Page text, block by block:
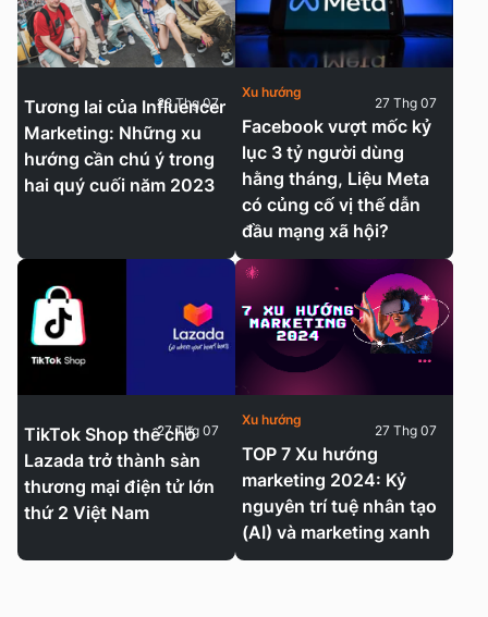
Tương lai của Influencer
Marketing: Những xu
hướng cần chú ý trong
hai quý cuối năm 2023
28 Thg 07
Facebook vượt mốc kỷ
lục 3 tỷ người dùng
hằng tháng, Liệu Meta
có củng cố vị thế dẫn
đầu mạng xã hội?
Xu hướng
27 Thg 07
TikTok Shop thế chỗ
Lazada trở thành sàn
thương mại điện tử lớn
thứ 2 Việt Nam
27 Thg 07
TOP 7 Xu hướng
marketing 2024: Kỷ
nguyên trí tuệ nhân tạo
(AI) và marketing xanh
Xu hướng
27 Thg 07